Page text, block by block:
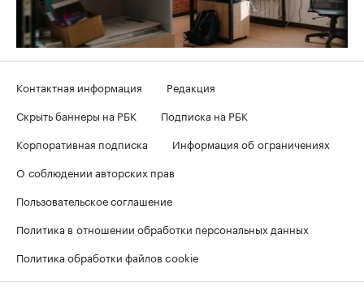
Контактная информация
Редакция
Скрыть баннеры на РБК
Подписка на РБК
Корпоративная подписка
Информация об ограничениях
О соблюдении авторских прав
Пользовательское соглашение
Политика в отношении обработки персональных данных
Политика обработки файлов cookie